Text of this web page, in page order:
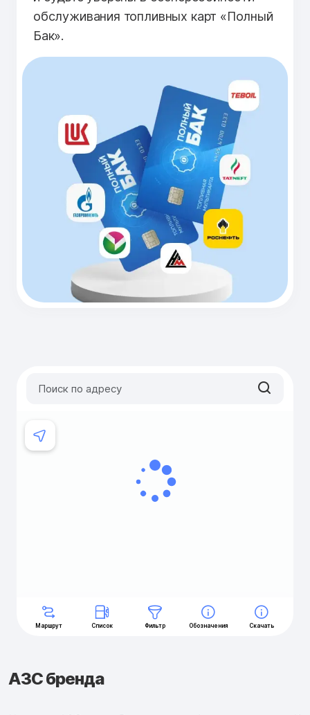
обслуживания топливных карт «Полный
Бак».
АЗС бренда